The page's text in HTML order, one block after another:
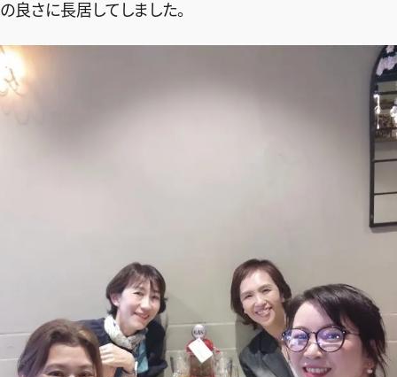
の良さに長居してしました。